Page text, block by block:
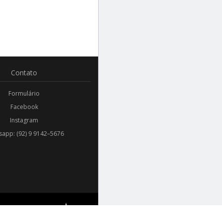
Contato
Formulário
Facebook
Instagram
(92) 9 9142–5676